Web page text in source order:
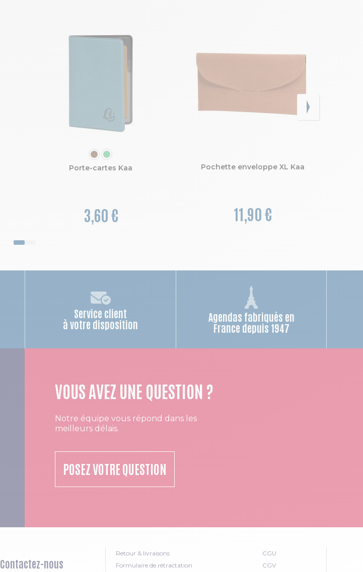
COULEUR
Porte-cartes Kaa
3,60 €
Pochette enveloppe XL Kaa
11,90 €
Service client
à votre disposition
Agendas fabriqués en
France depuis 1947
VOUS AVEZ UNE QUESTION ?
Notre équipe vous répond dans les
meilleurs délais.
POSEZ VOTRE QUESTION
Contactez-nous
Retour & livraisons
Formulaire de rétractation
CGU
CGV